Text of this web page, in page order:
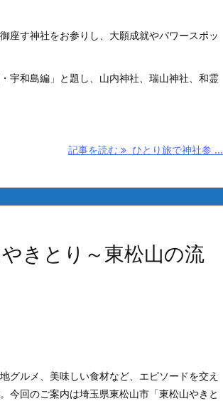
座す神社をお参りし、大願成就やパワースポッ
宇和島編」と題し、山内神社、瑞山神社、和霊
記事を読む ひとり旅で神社参 ...
きとり～東松山の流
グルメ、美味しい食材など、エピソードを交え
今回のご案内は埼玉県東松山市「東松山やきと